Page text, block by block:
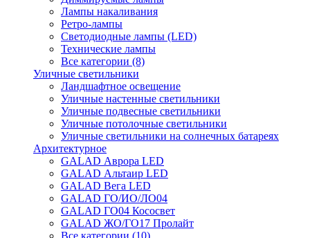
Лампы накаливания
Ретро-лампы
Светодиодные лампы (LED)
Технические лампы
Все категории (8)
Уличные светильники
Ландшафтное освещение
Уличные настенные светильники
Уличные подвесные светильники
Уличные потолочные светильники
Уличные светильники на солнечных батареях
Архитектурное
GALAD Аврора LED
GALAD Альтаир LED
GALAD Вега LED
GALAD ГО/ИО/ЛО04
GALAD ГО04 Кососвет
GALAD ЖО/ГО17 Пролайт
Все категории (10)